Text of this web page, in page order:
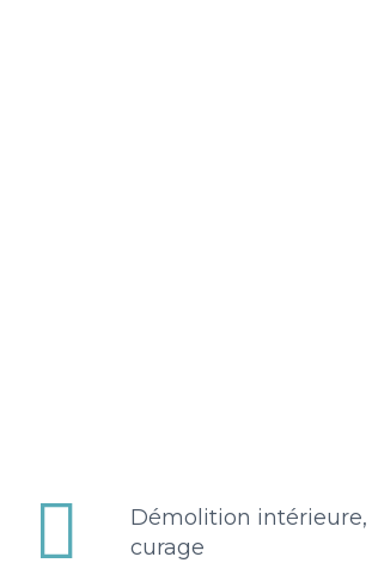


Démolition intérieure,
curage